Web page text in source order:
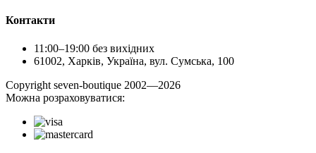
Контакти
11:00–19:00 без вихідних
61002, Харків, Україна, вул. Сумська, 100
Сopyright seven-boutique 2002—2026
Можна розраховуватися: